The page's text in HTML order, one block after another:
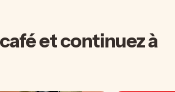
caféetcontinuezà